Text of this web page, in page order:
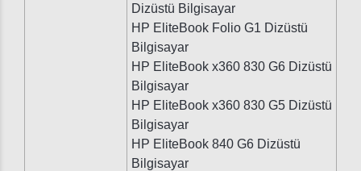
Dizüstü Bilgisayar
HP EliteBook Folio G1 Dizüstü
Bilgisayar
HP EliteBook x360 830 G6 Dizüstü
Bilgisayar
HP EliteBook x360 830 G5 Dizüstü
Bilgisayar
HP EliteBook 840 G6 Dizüstü
Bilgisayar